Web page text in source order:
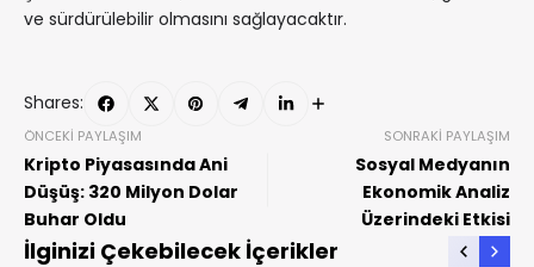
ve sürdürülebilir olmasını sağlayacaktır.
Shares:
ÖNCEKI PAYLAŞIM
Kripto Piyasasında Ani
Düşüş: 320 Milyon Dolar
Buhar Oldu
SONRAKI PAYLAŞIM
Sosyal Medyanın
Ekonomik Analiz
Üzerindeki Etkisi
İlginizi Çekebilecek İçerikler